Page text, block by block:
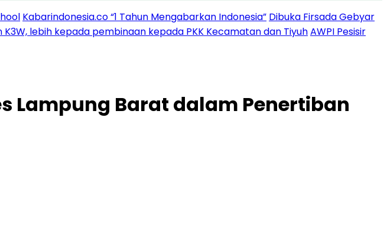
Kabarindonesia.co “1 Tahun Mengabarkan Indonesia” Dibuka Firsada Gebyar
K3W, lebih kepada pembinaan kepada PKK Kecamatan dan TiyuhAWPI Pesisir
Lampung Barat dalam Penertiban